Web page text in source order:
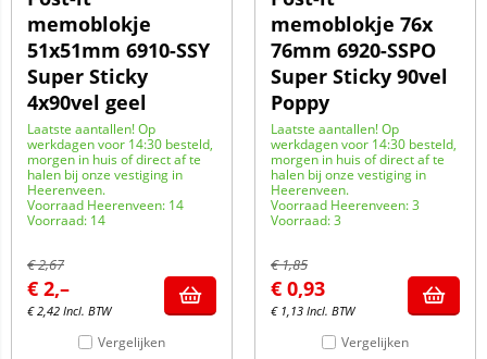
memoblokje
51x51mm 6910-SSY
Super Sticky
4x90vel geel
Laatste aantallen! Op
werkdagen voor 14:30 besteld,
morgen in huis of direct af te
halen bij onze vestiging in
Heerenveen.
Voorraad Heerenveen: 14
Voorraad: 14
€2,67
€ 2,–
€2,42 Incl. BTW
Vergelijken
memoblokje 76x
76mm 6920-SSPO
Super Sticky 90vel
Poppy
Laatste aantallen! Op
werkdagen voor 14:30 besteld,
morgen in huis of direct af te
halen bij onze vestiging in
Heerenveen.
Voorraad Heerenveen: 3
Voorraad: 3
€1,85
€ 0,93
€ 1,13 Incl. BTW
Vergelijken